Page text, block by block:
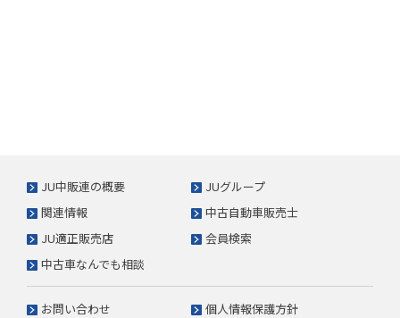
JU中販連の概要
JUグループ
関連情報
中古自動車販売士
JU適正販売店
会員検索
中古車なんでも相談
お問い合わせ
個人情報保護方針